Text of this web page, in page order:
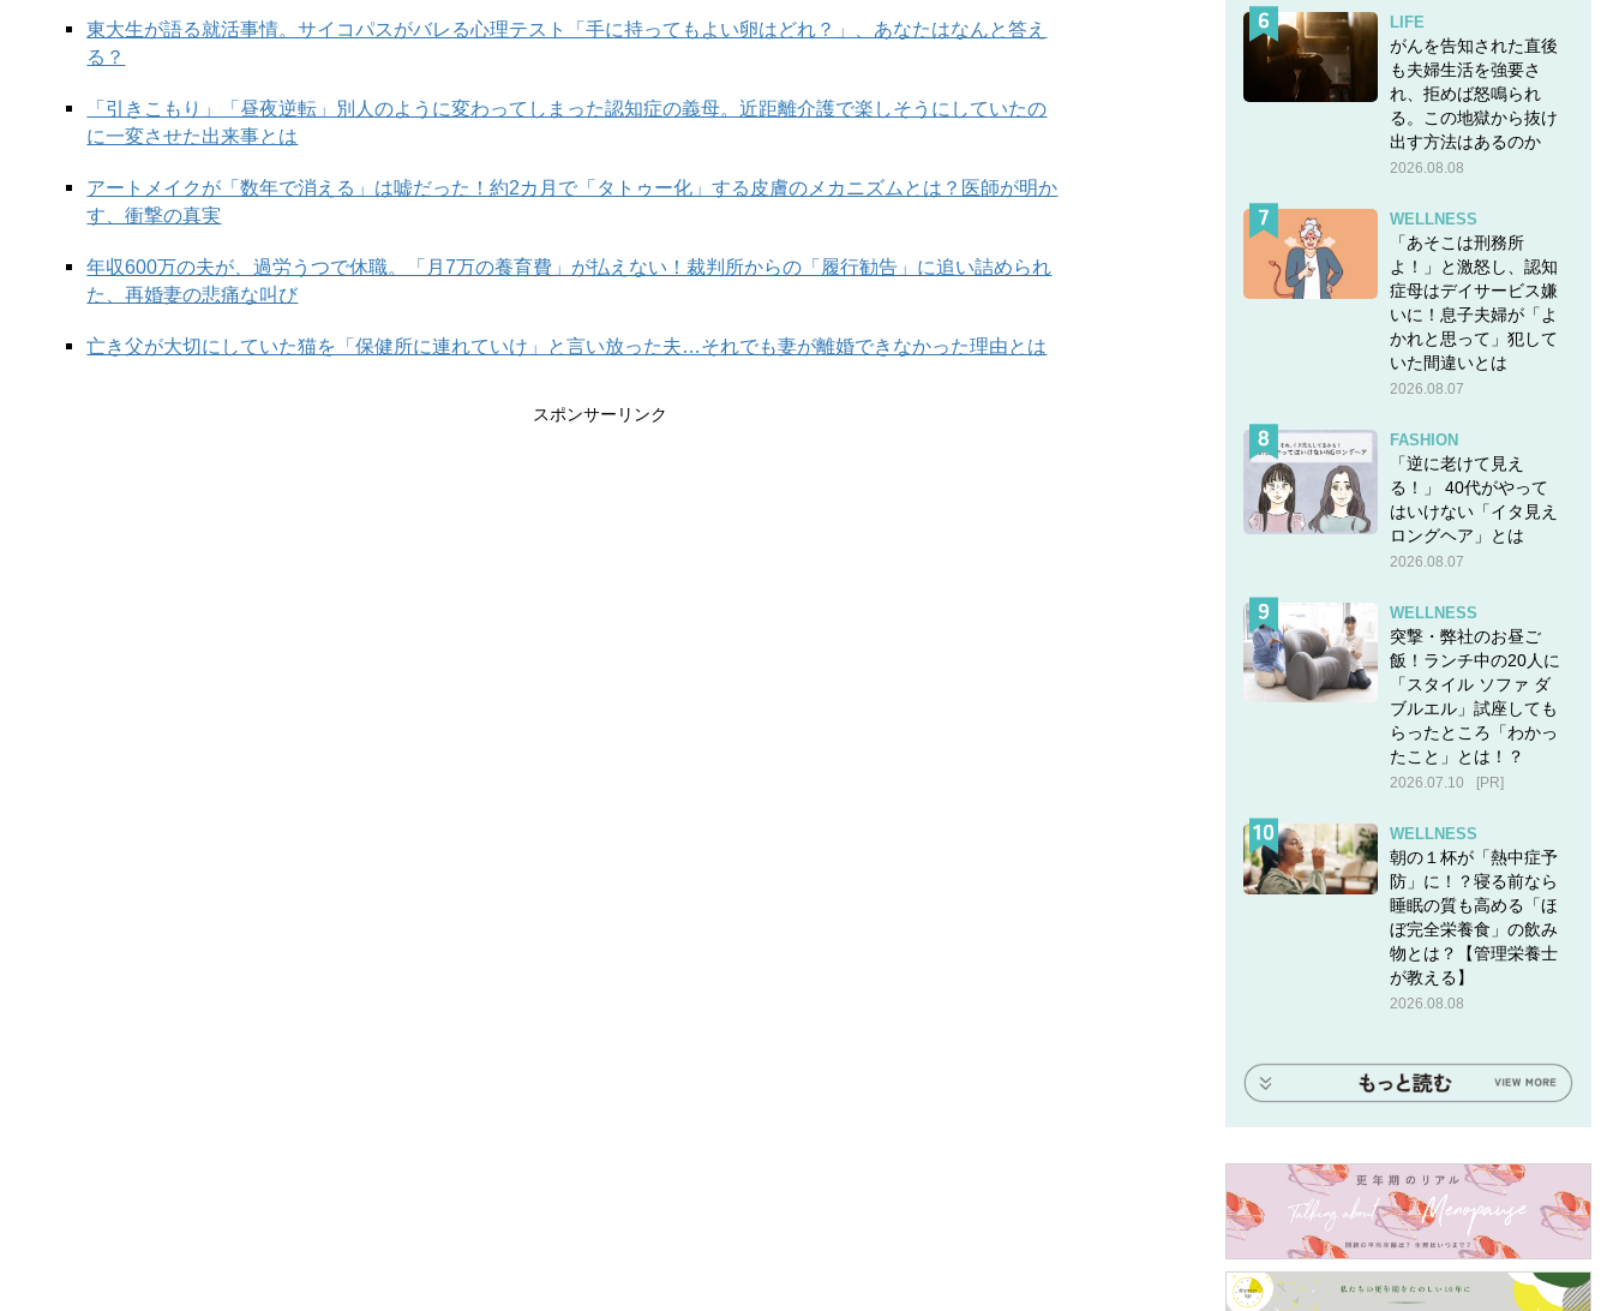
東大生が語る就活事情。サイコパスがバレる心理テスト「手に持ってもよい卵はどれ？」、あなたはなんと答え
る？
「引きこもり」「昼夜逆転」別人のように変わってしまった認知症の義母。近距離介護で楽しそうにしていたの
に一変させた出来事とは
アートメイクが「数年で消える」は嘘だった！約2カ月で「タトゥー化」する皮膚のメカニズムとは？医師が明か
す、衝撃の真実
年収600万の夫が、過労うつで休職。「月7万の養育費」が払えない！裁判所からの「履行勧告」に追い詰められ
た、再婚妻の悲痛な叫び
亡き父が大切にしていた猫を「保健所に連れていけ」と言い放った夫…それでも妻が離婚できなかった理由とは
スポンサーリンク
LIFE
がんを告知された直後
も夫婦生活を強要さ
れ、拒めば怒鳴られ
る。この地獄から抜け
出す方法はあるのか
2026.08.08
WELLNESS
「あそこは刑務所
よ！」と激怒し、認知
症母はデイサービス嫌
いに！息子夫婦が「よ
かれと思って」犯して
いた間違いとは
2026.08.07
FASHION
「逆に老けて見え
る！」 40代がやって
はいけない「イタ見え
ロングヘア」とは
2026.08.07
WELLNESS
突撃・弊社のお昼ご
飯！ランチ中の20人に
「スタイル ソファ ダ
ブルエル」試座しても
らったところ「わかっ
たこと」とは！？
2026.07.10 [PR]
WELLNESS
朝の１杯が「熱中症予
防」に！？寝る前なら
睡眠の質も高める「ほ
ぼ完全栄養食」の飲み
物とは？【管理栄養士
が教える】
2026.08.08